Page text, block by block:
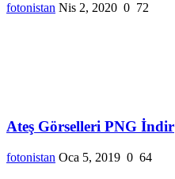
fotonistan Nis 2, 2020 0 72
Ateş Görselleri PNG İndir
fotonistan Oca 5, 2019 0 64